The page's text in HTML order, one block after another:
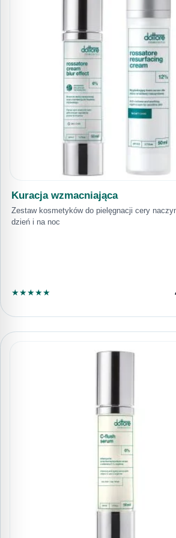
Kuracja wzmacniająca
Zestaw kosmetyków do pielęgnacji cery
dzień i na noc
★★★★★